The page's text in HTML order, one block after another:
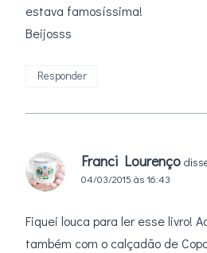
estava famosíssima!
Beijosss
Responder
Franci Lourenço
04/03/2015 às 16:43
Fiquei louca para ler esse livro!
também com o calçadão de